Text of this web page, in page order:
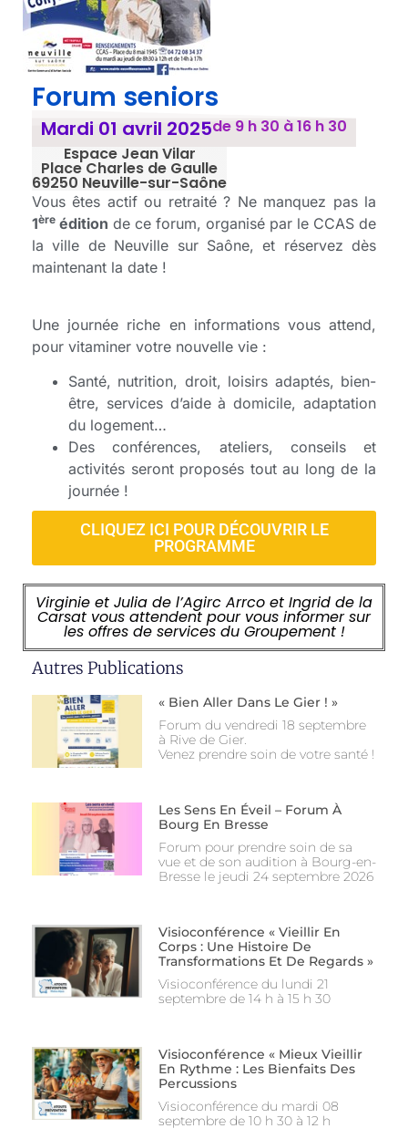
Forum seniors
Mardi 01 avril 2025de 9 h 30 à 16 h 30
Espace Jean Vilar
Place Charles de Gaulle
69250 Neuville-sur-Saône
Vous êtes actif ou retraité ? Ne manquez pas la
1ère édition de ce forum, organisé par le CCAS de
la ville de Neuville sur Saône, et réservez dès
maintenant la date !
Une journée riche en informations vous attend,
pour vitaminer votre nouvelle vie :
Santé, nutrition, droit, loisirs adaptés, bien-
être, services d’aide à domicile, adaptation
du logement…
Des conférences, ateliers, conseils et
activités seront proposés tout au long de la
journée !
CLIQUEZ ICI POUR DÉCOUVRIR LE
PROGRAMME
Virginie et Julia de l’Agirc Arrco et Ingrid de la
Carsat vous attendent pour vous informer sur
les offres de services du Groupement !
Autres Publications
« Bien Aller Dans Le Gier ! »
Forum du vendredi 18 septembre
à Rive de Gier.
Venez prendre soin de votre santé !
Les Sens En Éveil – Forum À
Bourg En Bresse
Forum pour prendre soin de sa
vue et de son audition à Bourg-en-
Bresse le jeudi 24 septembre 2026
Visioconférence « Vieillir En
Corps : Une Histoire De
Transformations Et De Regards »
Visioconférence du lundi 21
septembre de 14 h à 15 h 30
Visioconférence « Mieux Vieillir
En Rythme : Les Bienfaits Des
Percussions
Visioconférence du mardi 08
septembre de 10 h 30 à 12 h